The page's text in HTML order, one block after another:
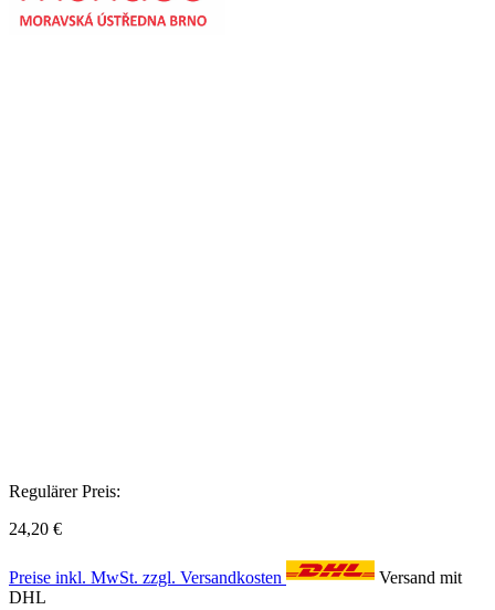
Regulärer Preis:
24,20 €
Preise inkl. MwSt. zzgl. Versandkosten
Versand mit
DHL